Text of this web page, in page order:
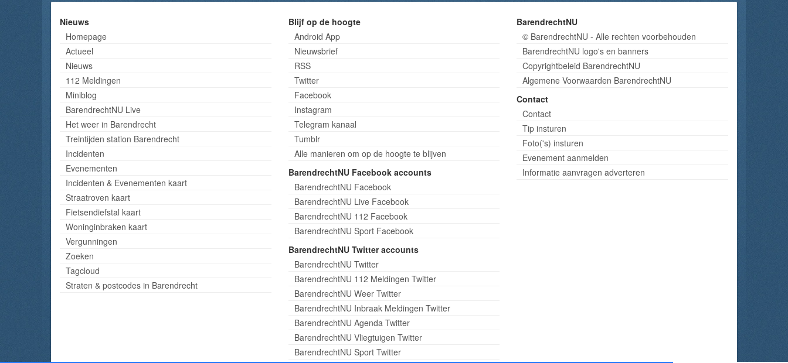
Nieuws
Homepage
Actueel
Nieuws
112 Meldingen
Miniblog
BarendrechtNU Live
Het weer in Barendrecht
Treintijden station Barendrecht
Incidenten
Evenementen
Incidenten & Evenementen kaart
Straatroven kaart
Fietsendiefstal kaart
Woninginbraken kaart
Vergunningen
Zoeken
Tagcloud
Straten & postcodes in Barendrecht
Blijf op de hoogte
Android App
Nieuwsbrief
RSS
Twitter
Facebook
Instagram
Telegram kanaal
Tumblr
Alle manieren om op de hoogte te blijven
BarendrechtNU Facebook accounts
BarendrechtNU Facebook
BarendrechtNU Live Facebook
BarendrechtNU 112 Facebook
BarendrechtNU Sport Facebook
BarendrechtNU Twitter accounts
BarendrechtNU Twitter
BarendrechtNU 112 Meldingen Twitter
BarendrechtNU Weer Twitter
BarendrechtNU Inbraak Meldingen Twitter
BarendrechtNU Agenda Twitter
BarendrechtNU Vliegtuigen Twitter
BarendrechtNU Sport Twitter
BarendrechtNU
© BarendrechtNU - Alle rechten voorbehouden
BarendrechtNU logo's en banners
Copyrightbeleid BarendrechtNU
Algemene Voorwaarden BarendrechtNU
Contact
Contact
Tip insturen
Foto('s) insturen
Evenement aanmelden
Informatie aanvragen adverteren